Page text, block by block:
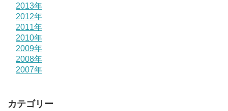
2013年
2012年
2011年
2010年
2009年
2008年
2007年
カテゴリー